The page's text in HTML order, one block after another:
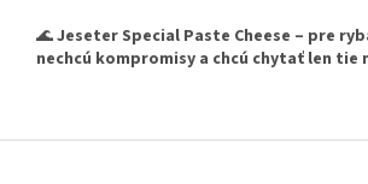
🌊Jeseter Special Paste Cheese – pre
nechcú kompromisy a chcú chytať len tie